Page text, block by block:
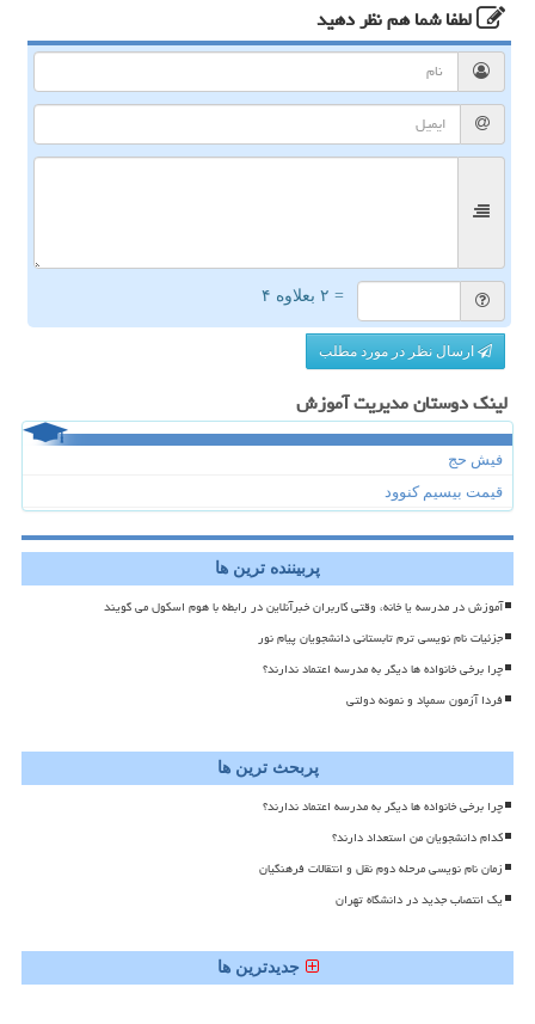
لطفا شما همنظر دهید
= ۲ بعلاوه ۴
ارسال نظر در مورد مطلب
لینک دوستان مدیریت آموزش
فیش حج
قیمت بیسیم کنوود
پربیننده ترین ها
آموزش در مدرسه یا خانه، وقتی کاربران خبرآنلاین در رابطه با هوم اسکول می گویند
جزئیات نام نویسی ترم تابستانی دانشجویان پیام نور
چرا برخی خانواده ها دیگر به مدرسه اعتماد ندارند؟
فردا آزمون سمپاد و نمونه دولتی
پربحث ترین ها
چرا برخی خانواده ها دیگر به مدرسه اعتماد ندارند؟
کدام دانشجویان من استعداد دارند؟
زمان نام نویسی مرحله دوم نقل و انتقالات فرهنگیان
یک انتصاب جدید در دانشگاه تهران
جدیدترین ها